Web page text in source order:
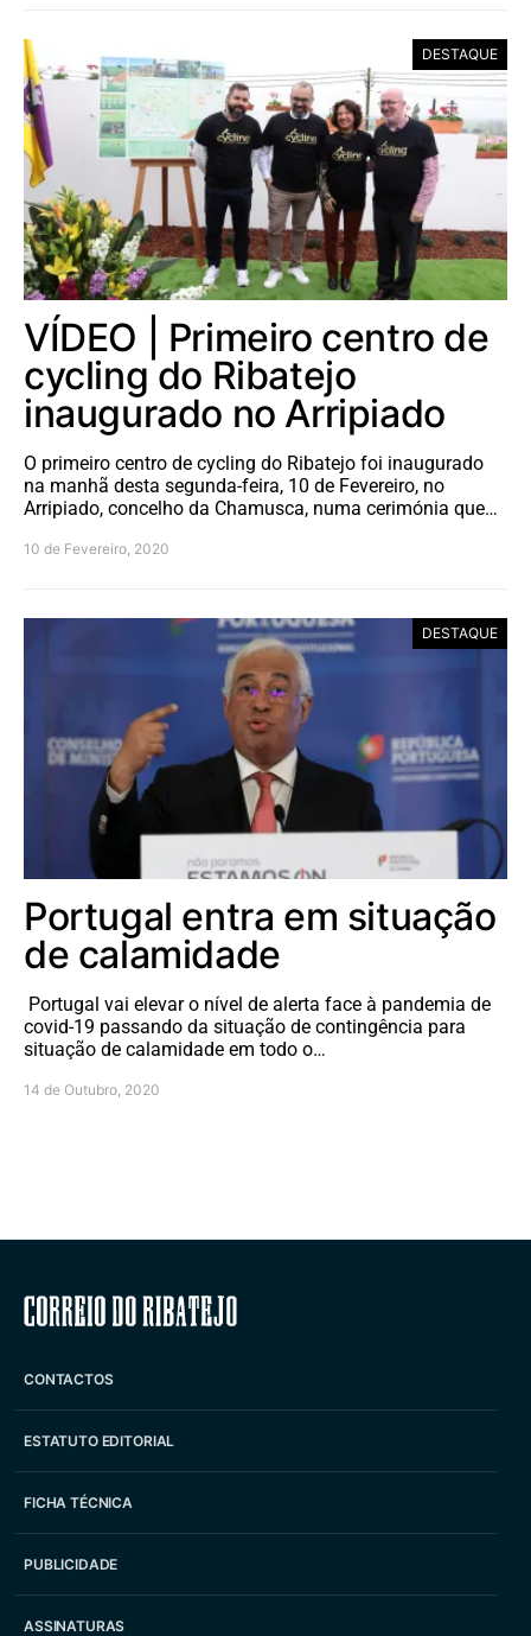
DESTAQUE
VÍDEO | Primeiro centro de
cycling do Ribatejo
inaugurado no Arripiado
O primeiro centro de cycling do Ribatejo foi inaugurado
na manhã desta segunda-feira, 10 de Fevereiro, no
Arripiado, concelho da Chamusca, numa cerimónia que…
10 de Fevereiro, 2020
DESTAQUE
Portugal entra em situação
de calamidade
Portugal vai elevar o nível de alerta face à pandemia de
covid-19 passando da situação de contingência para
situação de calamidade em todo o…
14 de Outubro, 2020
Correio do Ribatejo
CONTACTOS
ESTATUTO EDITORIAL
FICHA TÉCNICA
PUBLICIDADE
ASSINATURAS